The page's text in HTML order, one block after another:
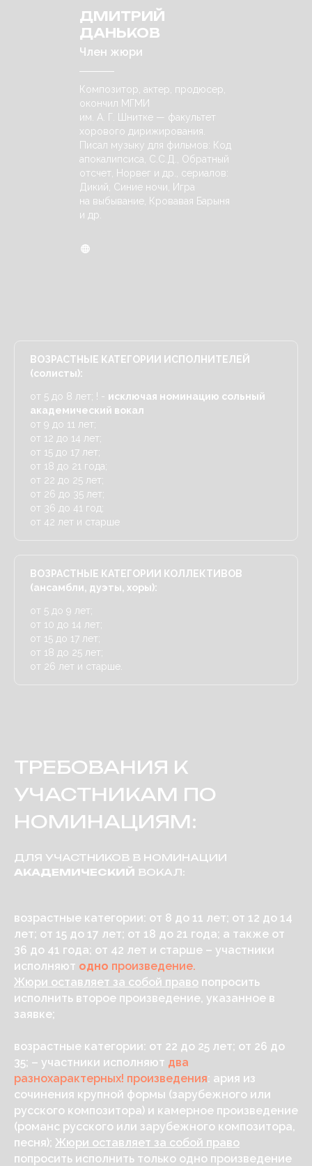
ДМИТРИЙ
ДАНЬКОВ
Член жюри
Композитор, актер, продюсер,
окончил МГМИ
им. А. Г. Шнитке — факультет
хорового дирижирования.
Писал музыку для фильмов: Код
апокалипсиса, С.С.Д., Обратный
отсчет, Норвег и др., сериалов:
Дикий, Синие ночи, Игра
на выбывание, Кровавая Барыня
и др.
ВОЗРАСТНЫЕ КАТЕГОРИИ ИСПОЛНИТЕЛЕЙ
(солисты):
от 5 до 8 лет; ! - исключая номинацию сольный
академический вокал
от 9 до 11 лет;
от 12 до 14 лет;
от 15 до 17 лет;
от 18 до 21 года;
от 22 до 25 лет;
от 26 до 35 лет;
от 36 до 41 год;
от 42 лет и старше
ВОЗРАСТНЫЕ КАТЕГОРИИ КОЛЛЕКТИВОВ
(ансамбли, дуэты, хоры):
от 5 до 9 лет;
от 10 до 14 лет;
от 15 до 17 лет;
от 18 до 25 лет;
от 26 лет и старше.
ТРЕБОВАНИЯ К
УЧАСТНИКАМ ПО
НОМИНАЦИЯМ:
ДЛЯ УЧАСТНИКОВ В НОМИНАЦИИ
АКАДЕМИЧЕСКИЙ ВОКАЛ:
возрастные категории: от 8 до 11 лет; от 12 до 14
лет; от 15 до 17 лет; от 18 до 21 года; а также от
36 до 41 года; от 42 лет и старше – участники
исполняют одно произведение.
Жюри оставляет за собой право попросить
исполнить второе произведение, указанное в
заявке;
возрастные категории: от 22 до 25 лет; от 26 до
35; – участники исполняют два
разнохарактерных! произведения: ария из
сочинения крупной формы (зарубежного или
русского композитора) и камерное произведение
(романс русского или зарубежного композитора,
песня); Жюри оставляет за собой право
попросить исполнить только одно произведение